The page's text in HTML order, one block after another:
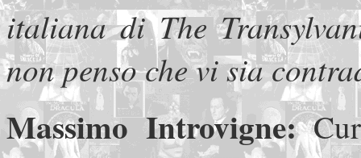
italiana di The
non penso che vi sia
Massimo Introvigne: